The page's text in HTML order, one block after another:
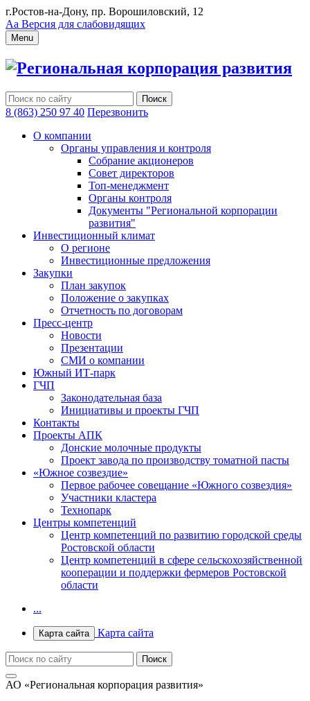
г.Ростов-на-Дону, пр. Ворошиловский, 12
Аа Версия для слабовидящих
Menu
Региональная корпорация развития
8 (863) 250 97 40 Перезвонить
О компании
Органы управления и контроля
Собрание акционеров
Совет директоров
Топ-менеджмент
Органы контроля
Документы "Региональной корпорации
развития"
Инвестиционный климат
О регионе
Инвестиционные предложения
Закупки
План закупок
Положение о закупках
Отчетность по договорам
Пресс-центр
Новости
Презентации
СМИ о компании
Южный ИТ-парк
ГЧП
Законодательная база
Инициативы и проекты ГЧП
Контакты
Проекты АПК
Донские молочные продукты
Проект завода по производству томатной пасты
«Южное созвездие»
Первое рабочее совещание «Южного созвездия»
Участники кластера
Технопарк
Центры компетенций
Центр компетенций по развитию городской среды
Ростовской области
Центр компетенций в сфере сельскохозяйственной
кооперации и поддержки фермеров Ростовской
области
...
Карта сайта Карта сайта
АО «Региональная корпорация развития»